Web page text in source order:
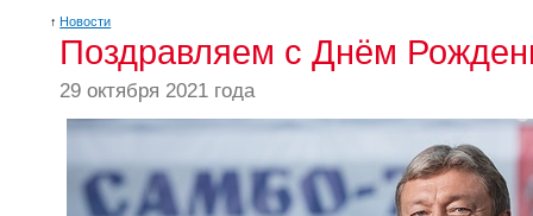
↑ Новости
Поздравляем с Днём
29 октября 2021 года